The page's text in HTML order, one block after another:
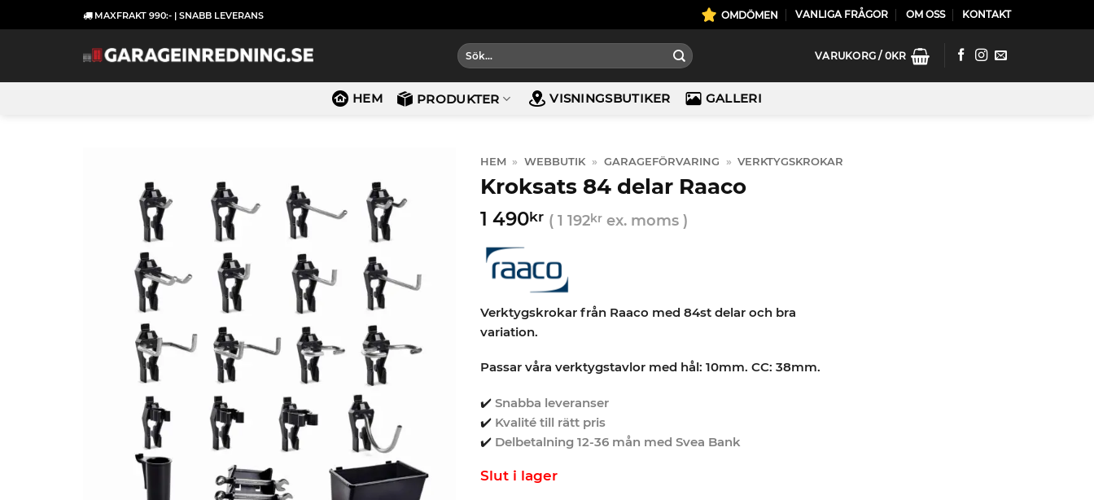
to
MAXFRAKT 990:- | SNABB LEVERANS OMDÖMEN VANLIGA FRÅGOR OM OSS KONTAKT
Sök
efter:
VARUKORG / 0KR
HEM PRODUKTER VISNINGSBUTIKER GALLERI
HEM » WEBBUTIK » GARAGEFÖRVARING » VERKTYGSKROKAR
Kroksats 84 delar Raaco
1 490kr ( 1 192krex. moms )
Verktygskrokar från Raaco med 84st delar och bra
variation.
Passar våra verktygstavlor med hål: 10mm. CC: 38mm.
✔️ Snabba leveranser
✔️ Kvalité till rätt pris
✔️ Delbetalning 12-36 mån med Svea Bank
Slut i lager